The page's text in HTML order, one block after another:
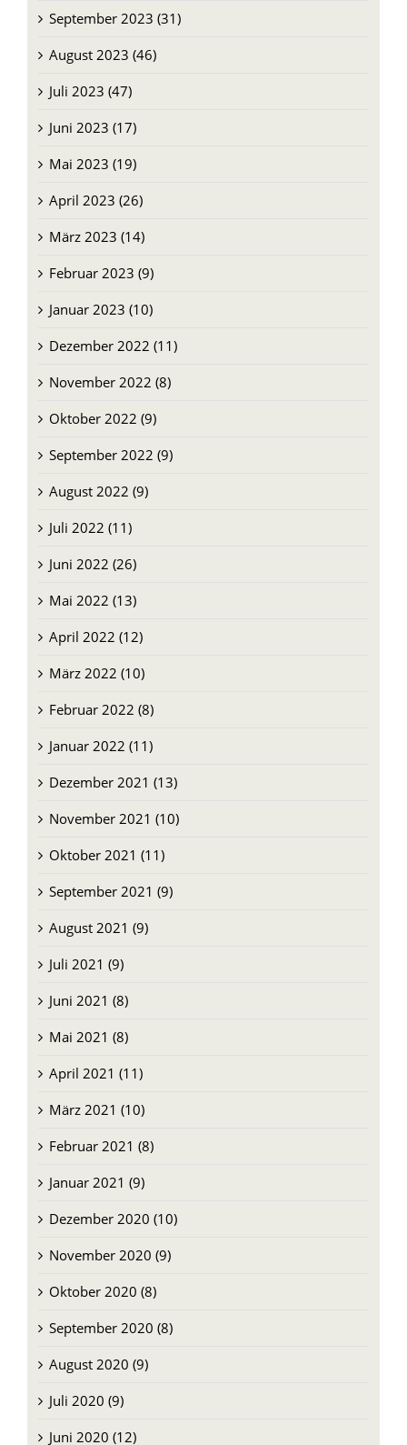
September 2023 (31)
August 2023 (46)
Juli 2023 (47)
Juni 2023 (17)
Mai 2023 (19)
April 2023 (26)
März 2023 (14)
Februar 2023 (9)
Januar 2023 (10)
Dezember 2022 (11)
November 2022 (8)
Oktober 2022 (9)
September 2022 (9)
August 2022 (9)
Juli 2022 (11)
Juni 2022 (26)
Mai 2022 (13)
April 2022 (12)
März 2022 (10)
Februar 2022 (8)
Januar 2022 (11)
Dezember 2021 (13)
November 2021 (10)
Oktober 2021 (11)
September 2021 (9)
August 2021 (9)
Juli 2021 (9)
Juni 2021 (8)
Mai 2021 (8)
April 2021 (11)
März 2021 (10)
Februar 2021 (8)
Januar 2021 (9)
Dezember 2020 (10)
November 2020 (9)
Oktober 2020 (8)
September 2020 (8)
August 2020 (9)
Juli 2020 (9)
Juni 2020 (12)